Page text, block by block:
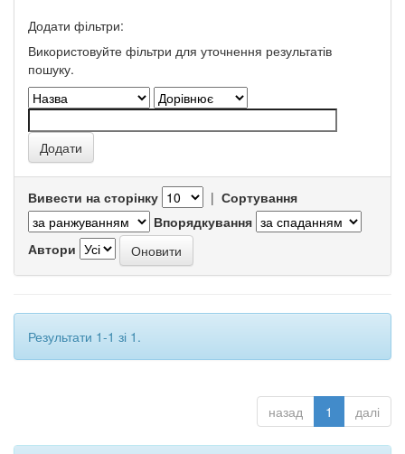
Додати фільтри:
Використовуйте фільтри для уточнення результатів
пошуку.
Вивести на сторінку | Сортування
Впорядкування
Автори
Результати 1-1 зі 1.
назад 1 далі